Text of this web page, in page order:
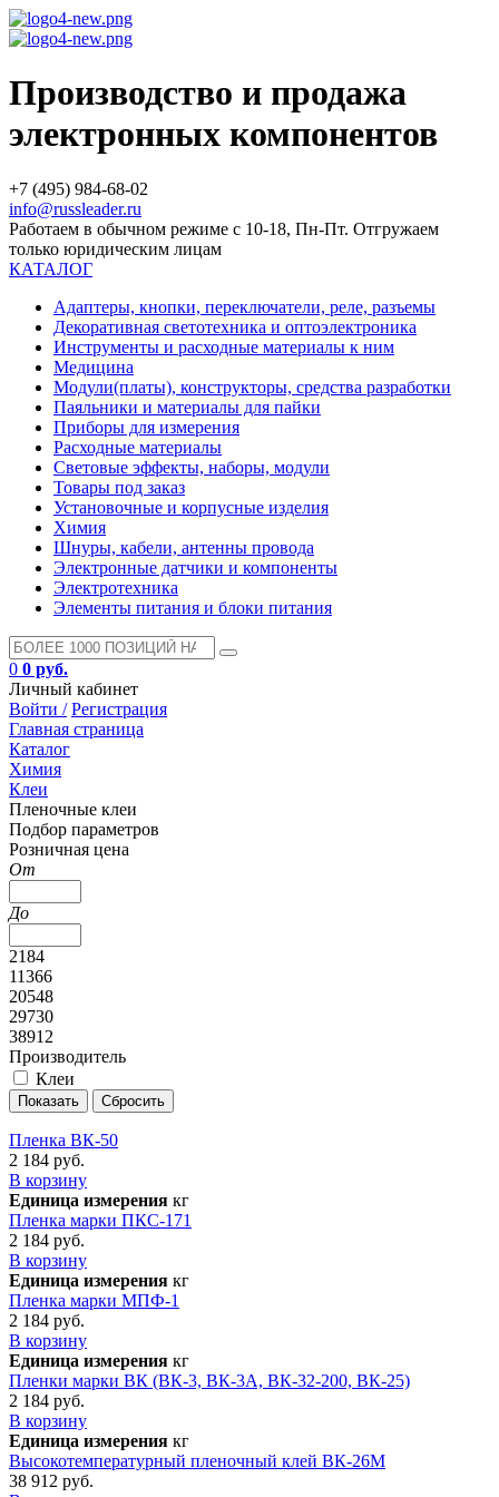
Производство и продажа
электронных компонентов
+7 (495) 984-68-02
info@russleader.ru
Работаем в обычном режиме с 10-18, Пн-Пт. Отгружаем
только юридическим лицам
КАТАЛОГ
Адаптеры, кнопки, переключатели, реле, разъемы
Декоративная светотехника и оптоэлектроника
Инструменты и расходные материалы к ним
Медицина
Модули(платы), конструкторы, средства разработки
Паяльники и материалы для пайки
Приборы для измерения
Расходные материалы
Световые эффекты, наборы, модули
Товары под заказ
Установочные и корпусные изделия
Химия
Шнуры, кабели, антенны провода
Электронные датчики и компоненты
Электротехника
Элементы питания и блоки питания
0 0 руб.
Личный кабинет
Войти / Регистрация
Главная страница
Каталог
Химия
Клеи
Пленочные клеи
Подбор параметров
Розничная цена
От
До
2184
11366
20548
29730
38912
Производитель
Клеи
Пленка ВК-50
2 184 руб.
В корзину
Единица измерения кг
Пленка марки ПКС-171
2 184 руб.
В корзину
Единица измерения кг
Пленка марки МПФ-1
2 184 руб.
В корзину
Единица измерения кг
Пленки марки ВК (ВК-3, ВК-3А, ВК-32-200, ВК-25)
2 184 руб.
В корзину
Единица измерения кг
Высокотемпературный пленочный клей ВК-26М
38 912 руб.